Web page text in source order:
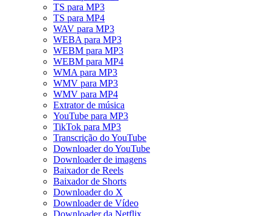
TS para MP3
TS para MP4
WAV para MP3
WEBA para MP3
WEBM para MP3
WEBM para MP4
WMA para MP3
WMV para MP3
WMV para MP4
Extrator de música
YouTube para MP3
TikTok para MP3
Transcrição do YouTube
Downloader do YouTube
Downloader de imagens
Baixador de Reels
Baixador de Shorts
Downloader do X
Downloader de Vídeo
Downloader da Netflix